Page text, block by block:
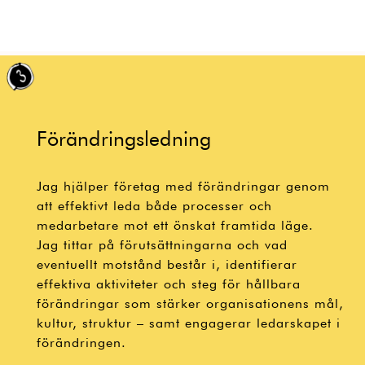
Förändringsledning​
Jag hjälper företag med förändringar genom
att effektivt leda både processer och
medarbetare mot ett önskat framtida läge.
Jag tittar på förutsättningarna och vad
eventuellt motstånd består i, identifierar
effektiva aktiviteter och steg för hållbara
förändringar som stärker organisationens mål,
kultur, struktur – samt engagerar ledarskapet i
förändringen.